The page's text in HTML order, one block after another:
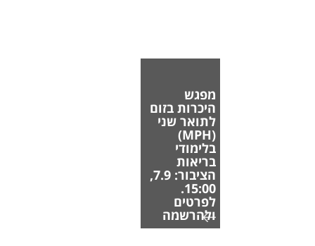
מפגש
היכרות בזום
לתואר שני
(MPH)
בלימודי
בריאות
הציבור: 7.9,
15:00.
לפרטים
ולהרשמה